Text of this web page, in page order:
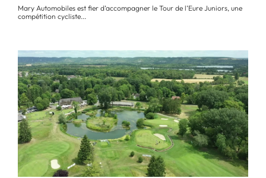
Mary Automobiles est fier d’accompagner le Tour de l’Eure Juniors, une
compétition cycliste...